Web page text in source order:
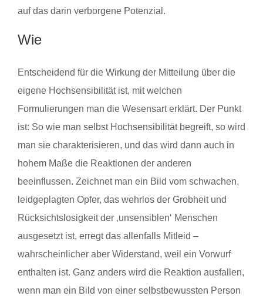
auf das darin verborgene Potenzial.
Wie
Entscheidend für die Wirkung der Mitteilung über die
eigene Hochsensibilität ist, mit welchen
Formulierungen man die Wesensart erklärt. Der Punkt
ist: So wie man selbst Hochsensibilität begreift, so wird
man sie charakterisieren, und das wird dann auch in
hohem Maße die Reaktionen der anderen
beeinflussen. Zeichnet man ein Bild vom schwachen,
leidgeplagten Opfer, das wehrlos der Grobheit und
Rücksichtslosigkeit der ‚unsensiblen‘ Menschen
ausgesetzt ist, erregt das allenfalls Mitleid –
wahrscheinlicher aber Widerstand, weil ein Vorwurf
enthalten ist. Ganz anders wird die Reaktion ausfallen,
wenn man ein Bild von einer selbstbewussten Person